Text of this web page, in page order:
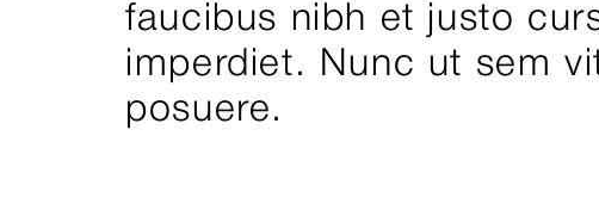
faucibus nibh et justo
imperdiet. Nunc ut sem
posuere.